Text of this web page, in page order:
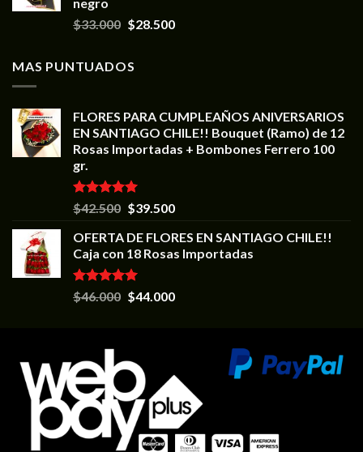
negro
$33.000 $28.500
MAS PUNTUADOS
FLORES PARA CUMPLEAÑOS ANIVERSARIOS
EN SANTIAGO CHILE!! Bouquet (Ramo) de 12
Rosas Importadas + Bombones Ferrero 100
gr.
Valorado en
5.00
$42.500 $39.500
OFERTA DE FLORES EN SANTIAGO CHILE!!
Caja con 18 Rosas Importadas
Valorado en
5.00
$46.000 $44.000